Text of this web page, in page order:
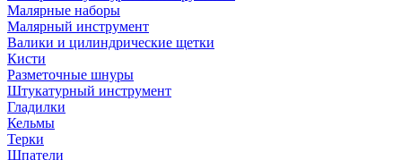
Малярные наборы
Малярный инструмент
Валики и цилиндрические щетки
Кисти
Разметочные шнуры
Штукатурный инструмент
Гладилки
Кельмы
Терки
Шпатели